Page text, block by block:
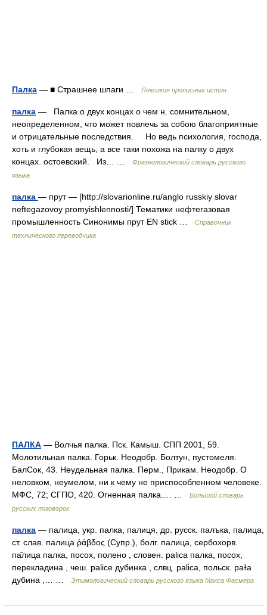
Палка — ■ Страшнее шпаги … Лексикон прописных истин
палка — Палка о двух концах о чем н. сомнительном,
неопределенном, что может повлечь за собою благоприятные
и отрицательные последствия. Но ведь психология, господа,
хоть и глубокая вещь, а все таки похожа на палку о двух
концах. остоевский. Из… …
Фразеологический словарь русского
языка
палка — прут — [http://slovarionline.ru/anglo russkiy slovar
neftegazovoy promyishlennosti/] Тематики нефтегазовая
промышленность Синонимы прут EN stick …
Справочник
технического переводчика
ПАЛКА — Волчья палка. Пск. Камыш. СПП 2001, 59.
Молотильная палка. Горьк. Неодобр. Болтун, пустомеля.
БалСок, 43. Неудельная палка. Перм., Прикам. Неодобр. О
неловком, неумелом, ни к чему не приспособленном человеке.
МФС, 72; СГПО, 420. Огненная палка.… …
Большой словарь
русских поговорок
палка — палица, укр. палка, палиця, др. русск. палъка, палица,
ст. слав. палица ῥάβδος (Супр.), болг. палица, сербохорв.
па̏лица палка, посох, полено , словен. palica палка, посох,
перекладина , чеш. раliсе дубинка , слвц. раliса, польск. раɫа
дубина ,… …
Этимологический словарь русского языка Макса Фасмера